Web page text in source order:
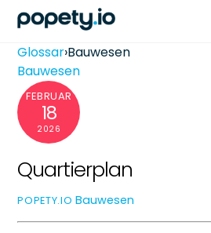
Skip
content
Glossar›Bauwesen
Bauwesen
FEBRUAR
18
2026
Quartierplan
POPETY.IO Bauwesen